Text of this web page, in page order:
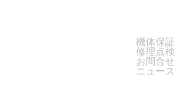
機体保証
修理点検
お問合せ
ニュース